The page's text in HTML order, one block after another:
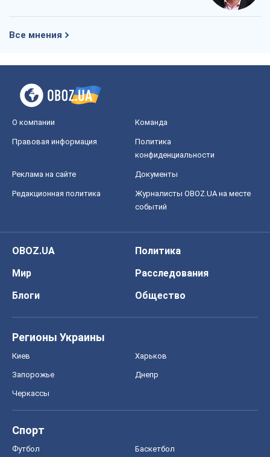
Все мнения
О компании Команда
Правовая информация
Политика
конфиденциальности
Реклама на сайте Документы
Редакционная политика
Журналисты OBOZ.UA на месте
событий
OBOZ.UA
Политика
Мир
Расследования
Блоги
Общество
Регионы Украины
Киев Харьков
Запорожье Днепр
Черкассы
Спорт
Футбол Баскетбол